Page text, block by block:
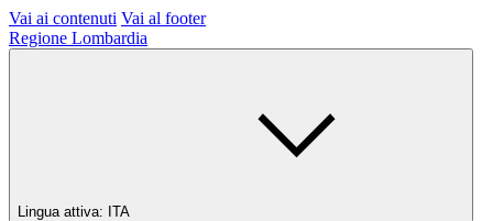
Vai ai contenuti Vai al footer
Regione Lombardia
Lingua attiva: ITA